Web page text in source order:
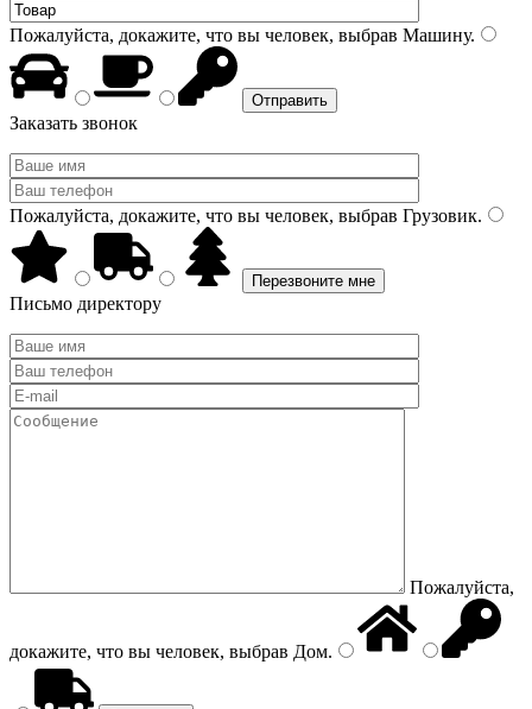
Пожалуйста, докажите, что вы человек, выбрав Машину.
Заказать звонок
Пожалуйста, докажите, что вы человек, выбрав Грузовик.
Письмо директору
Пожалуйста,
докажите, что вы человек, выбрав Дом.